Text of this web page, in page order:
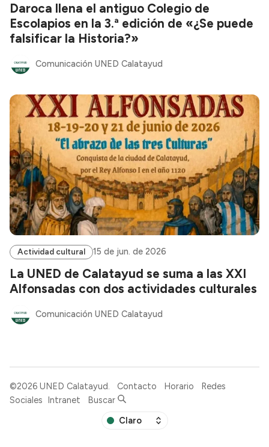
Daroca llena el antiguo Colegio de
Escolapios en la 3.ª edición de «¿Se puede
falsificar la Historia?»
Comunicación UNED Calatayud
Actividad cultural 15 de jun. de 2026
La UNED de Calatayud se suma a las XXI
Alfonsadas con dos actividades culturales
Comunicación UNED Calatayud
©2026 UNED Calatayud. Contacto Horario
Redes
Sociales Intranet Buscar